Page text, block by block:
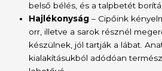
belső bélés, és a talpbetét
Hajlékonyság – Cipőink
orr, illetve a sarok résznél
készülnek, jól tartják a lábat.
kialakításukból adódóan